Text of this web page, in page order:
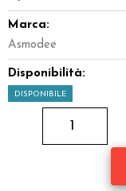
Marca:
Asmodee
Disponibilità:
DISPONIBILE